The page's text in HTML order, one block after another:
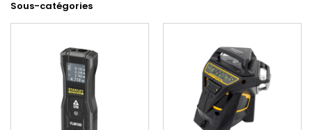
Sous-catégories